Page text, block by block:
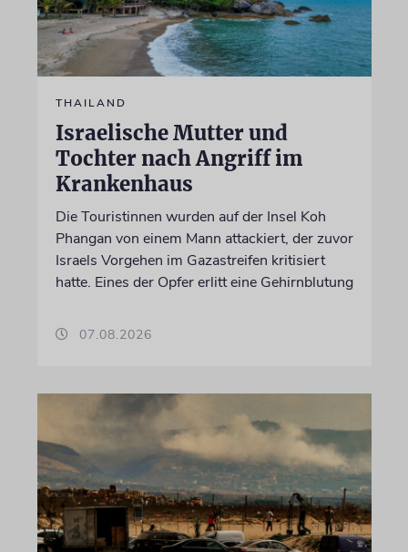
THAILAND
Israelische Mutter und
Tochter nach Angriff im
Krankenhaus
Die Touristinnen wurden auf der Insel Koh
Phangan von einem Mann attackiert, der zuvor
Israels Vorgehen im Gazastreifen kritisiert
hatte. Eines der Opfer erlitt eine Gehirnblutung
07.08.2026